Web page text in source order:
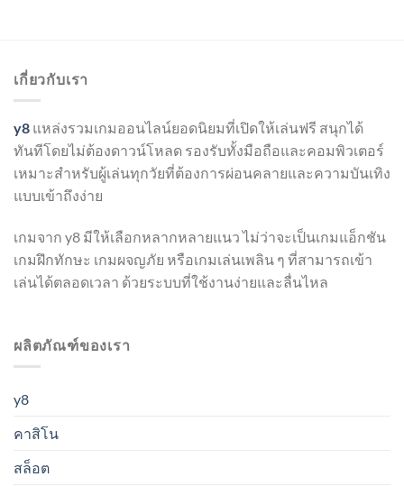
เกี่ยวกับเรา
y8 แหล่งรวมเกมออนไลน์ยอดนิยมที่เปิดให้เล่นฟรี สนุกได้
ทันทีโดยไม่ต้องดาวน์โหลด รองรับทั้งมือถือและคอมพิวเตอร์
เหมาะสำหรับผู้เล่นทุกวัยที่ต้องการผ่อนคลายและความบันเทิง
แบบเข้าถึงง่าย
เกมจาก y8 มีให้เลือกหลากหลายแนว ไม่ว่าจะเป็นเกมแอ็กชัน
เกมฝึกทักษะ เกมผจญภัย หรือเกมเล่นเพลิน ๆ ที่สามารถเข้า
เล่นได้ตลอดเวลา ด้วยระบบที่ใช้งานง่ายและลื่นไหล
ผลิตภัณฑ์ของเรา
y8
คาสิโน
สล็อต